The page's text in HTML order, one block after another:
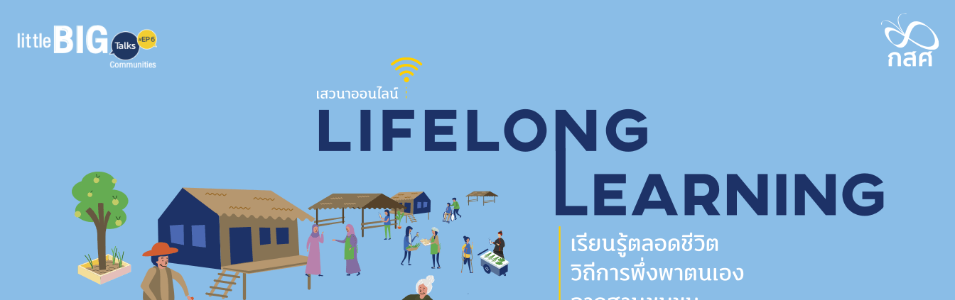
Lifelong Learning เรียนรู้ตลอดชีวิต วิถีการพึ่งพาตนเองจากฐานชุมชน